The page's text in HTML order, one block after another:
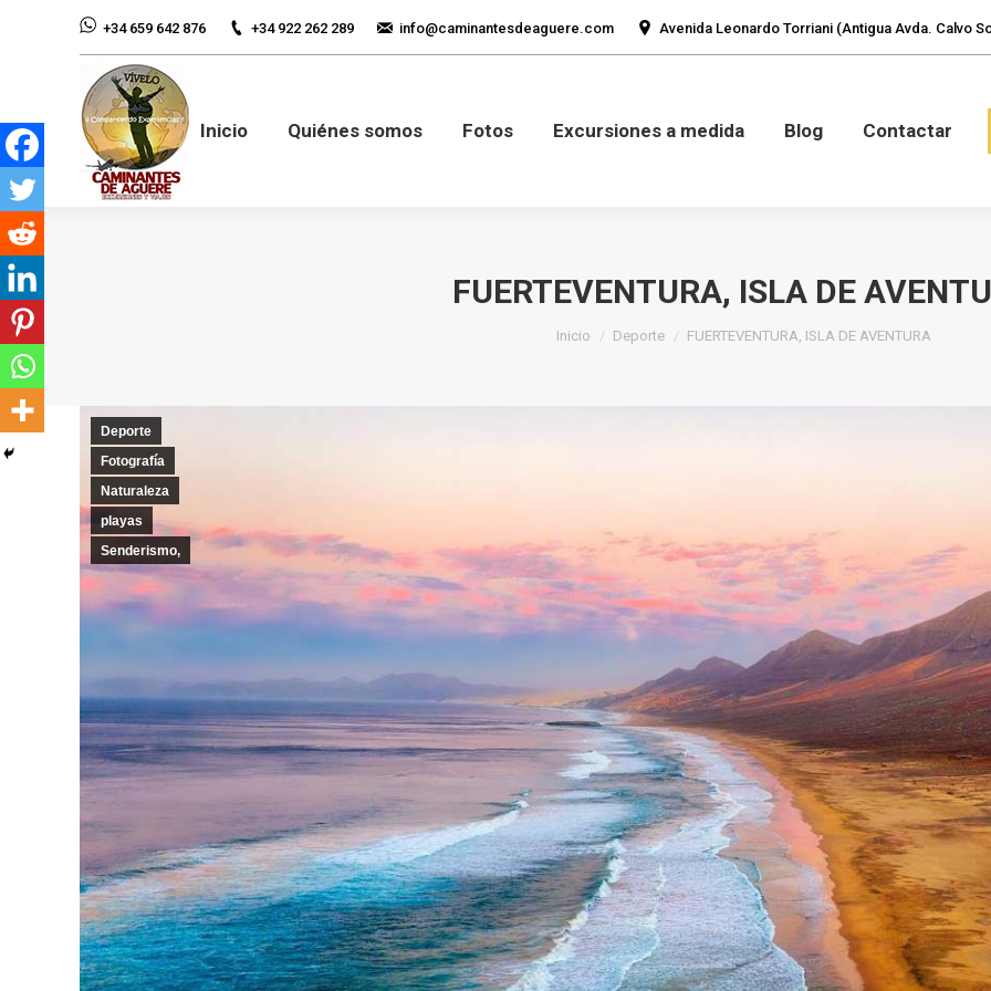
+34 659 642 876 +34 922 262 289 info@caminantesdeaguere.com Avenida Leonardo Torriani (Antigua Avda. Calvo
Inicio Quiénes somos Fotos Excursiones a medida Blog Contactar
FUERTEVENTURA, ISLA DE
Estás aquí:
Inicio Deporte FUERTEVENTURA, ISLA DE AVENTURA
Deporte
Fotografía
Naturaleza
playas
Senderismo,